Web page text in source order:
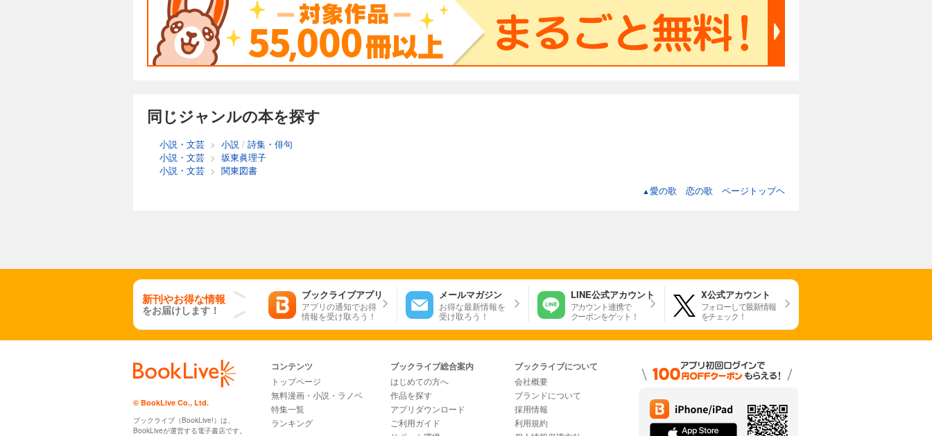
同じジャンルの本を探す
小説・文芸 > 小説 / 詩集・俳句
小説・文芸 > 坂東眞理子
小説・文芸 > 関東図書
▲愛の歌 恋の歌 ページトップヘ
新刊やお得な情報
をお届けします！
ブックライブアプリ
アプリの通知でお得
情報を受け取ろう！
メールマガジン
お得な最新情報を
受け取ろう！
LINE公式アカウント
アカウント連携で
クーポンをゲット！
X公式アカウント
フォローして最新情報
をチェック！
© BookLive Co., Ltd.
ブックライブ（BookLive!）は、
BookLiveが運営する電子書店です。
コンテンツ
トップページ
無料漫画・小説・ラノベ
特集一覧
ランキング
ブックライブ総合案内
はじめての方へ
作品を探す
アプリダウンロード
ご利用ガイド
ブックライブについて
会社概要
ブランドについて
採用情報
利用規約